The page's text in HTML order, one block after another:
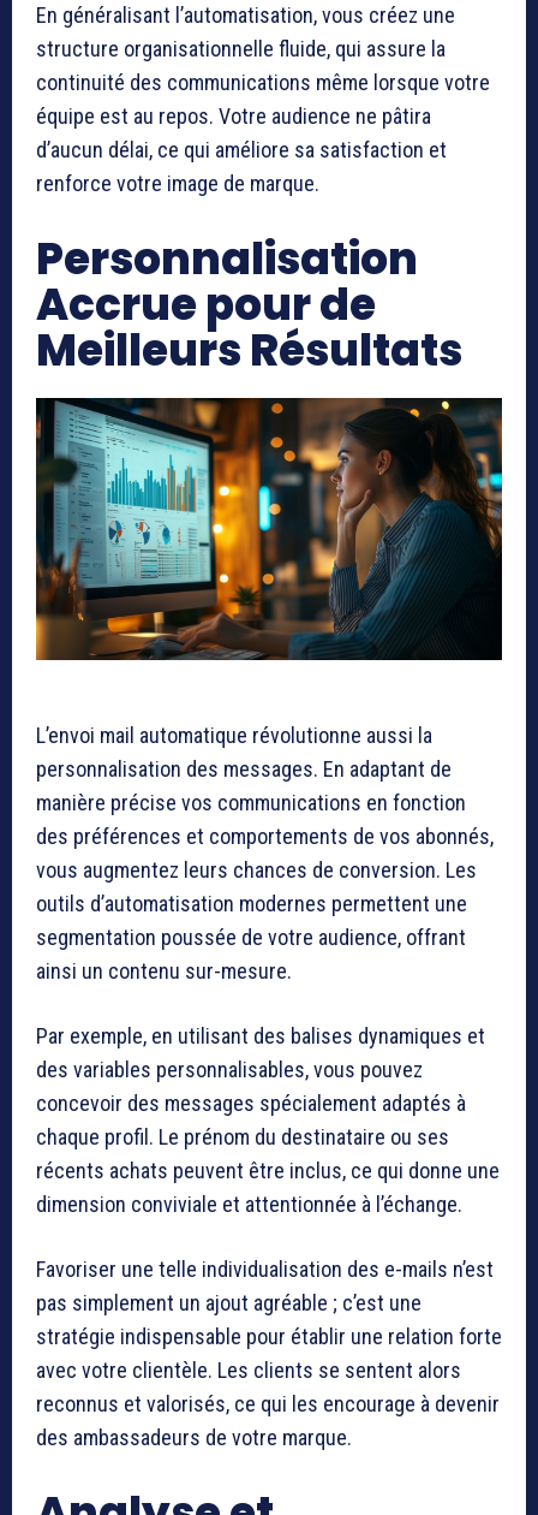
En généralisant l’automatisation, vous créez une
structure organisationnelle fluide, qui assure la
continuité des communications même lorsque votre
équipe est au repos. Votre audience ne pâtira
d’aucun délai, ce qui améliore sa satisfaction et
renforce votre image de marque.
Personnalisation
Accrue pour de
Meilleurs Résultats
L’envoi mail automatique révolutionne aussi la
personnalisation des messages. En adaptant de
manière précise vos communications en fonction
des préférences et comportements de vos abonnés,
vous augmentez leurs chances de conversion. Les
outils d’automatisation modernes permettent une
segmentation poussée de votre audience, offrant
ainsi un contenu sur-mesure.
Par exemple, en utilisant des balises dynamiques et
des variables personnalisables, vous pouvez
concevoir des messages spécialement adaptés à
chaque profil. Le prénom du destinataire ou ses
récents achats peuvent être inclus, ce qui donne une
dimension conviviale et attentionnée à l’échange.
Favoriser une telle individualisation des e-mails n’est
pas simplement un ajout agréable ; c’est une
stratégie indispensable pour établir une relation forte
avec votre clientèle. Les clients se sentent alors
reconnus et valorisés, ce qui les encourage à devenir
des ambassadeurs de votre marque.